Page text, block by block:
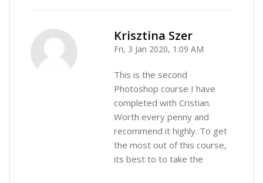
Krisztina Szer
Fri, 3 Jan 2020, 1:09 AM
This is the second
Photoshop course I have
completed with Cristian.
Worth every penny and
recommend it highly. To get
the most out of this course,
its best to to take the